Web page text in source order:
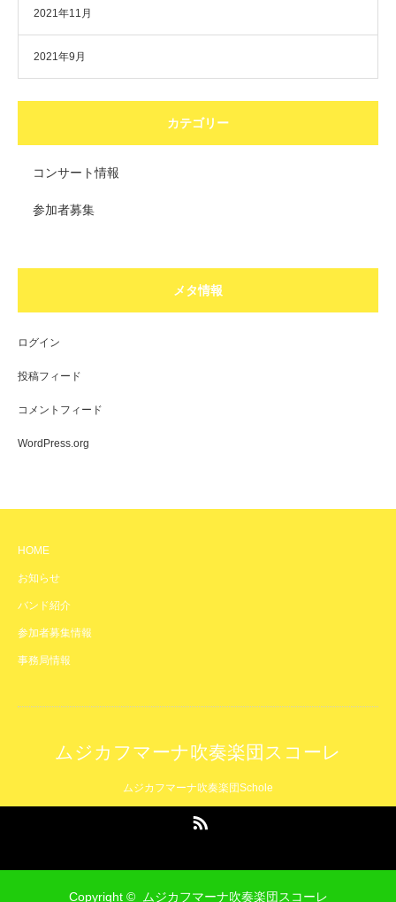
2021年11月
2021年9月
カテゴリー
コンサート情報
参加者募集
メタ情報
ログイン
投稿フィード
コメントフィード
WordPress.org
HOME
お知らせ
バンド紹介
参加者募集情報
事務局情報
ムジカフマーナ吹奏楽団スコーレ
ムジカフマーナ吹奏楽団Schole
Copyright © ムジカフマーナ吹奏楽団スコーレ